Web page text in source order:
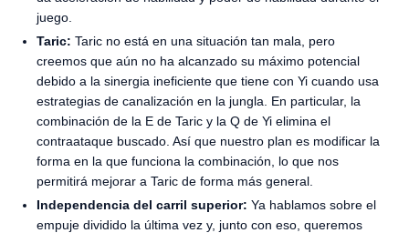
juego.
Taric: Taric no está en una situación tan mala, pero
creemos que aún no ha alcanzado su máximo potencial
debido a la sinergia ineficiente que tiene con Yi cuando usa
estrategias de canalización en la jungla. En particular, la
combinación de la E de Taric y la Q de Yi elimina el
contraataque buscado. Así que nuestro plan es modificar la
forma en la que funciona la combinación, lo que nos
permitirá mejorar a Taric de forma más general.
Independencia del carril superior: Ya hablamos sobre el
empuje dividido la última vez y, junto con eso, queremos